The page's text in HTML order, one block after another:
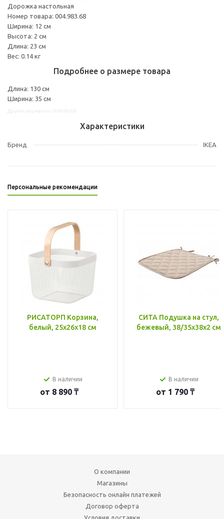
Дорожка настольная
Номер товара: 004.983.68
Ширина: 12 см
Высота: 2 см
Длина: 23 см
Вес: 0.14 кг
Подробнее о размере товара
Длина: 130 см
Ширина: 35 см
Характеристики
Бренд IKEA
Персональные рекомендации
РИСАТОРП Корзина,
белый, 25x26x18 см
В наличии
от 8 890 ₸
СИТА Подушка на стул,
бежевый, 38/35x38x2 см
В наличии
от 1 790 ₸
О компании
Магазины
Безопасность онлайн платежей
Договор оферта
Условия доставки